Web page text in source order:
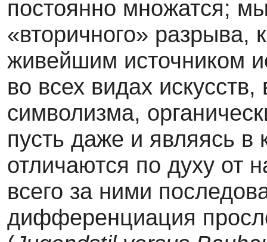
постоянно множатся;
«вторичного» разрыва,
живейшим источником
во всех видах
символизма,
пусть даже и являясь
отличаются по духу от
всего за ними
дифференциация